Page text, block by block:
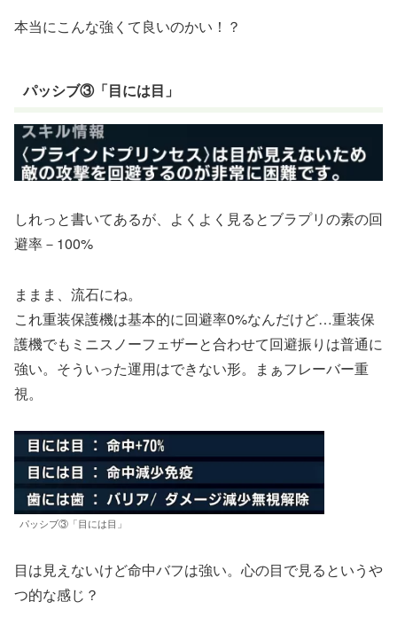
本当にこんな強くて良いのかい！？
パッシブ③「目には目」
しれっと書いてあるが、よくよく見るとブラプリの素の回
避率－100%
ままま、流石にね。
これ重装保護機は基本的に回避率0%なんだけど…重装保
護機でもミニスノーフェザーと合わせて回避振りは普通に
強い。そういった運用はできない形。まぁフレーバー重
視。
パッシブ③「目には目」
目は見えないけど命中バフは強い。心の目で見るというや
つ的な感じ？